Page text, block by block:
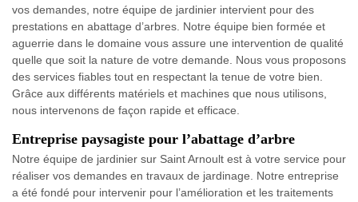
vos demandes, notre équipe de jardinier intervient pour des
prestations en abattage d’arbres. Notre équipe bien formée et
aguerrie dans le domaine vous assure une intervention de qualité
quelle que soit la nature de votre demande. Nous vous proposons
des services fiables tout en respectant la tenue de votre bien.
Grâce aux différents matériels et machines que nous utilisons,
nous intervenons de façon rapide et efficace.
Entreprise paysagiste pour l’abattage d’arbre
Notre équipe de jardinier sur Saint Arnoult est à votre service pour
réaliser vos demandes en travaux de jardinage. Notre entreprise
a été fondé pour intervenir pour l’amélioration et les traitements